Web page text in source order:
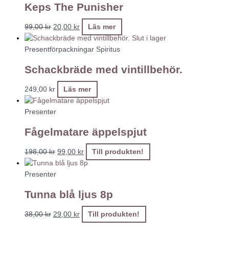
Keps The Punisher
99,00kr 20,00 kr
Läs mer
Slut i lager
Presentförpackningar Spiritus
Schackbräde med vintillbehör.
249,00 kr Läs mer
Presenter
Fågelmatare äppelspjut
198,00kr 99,00 kr Till produkten!
Presenter
Tunna blå ljus 8p
38,00kr 29,00 kr Till produkten!